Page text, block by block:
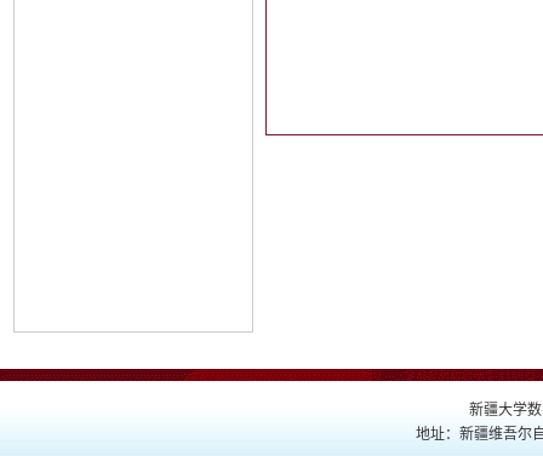
新疆大学
地址：新疆维吾尔